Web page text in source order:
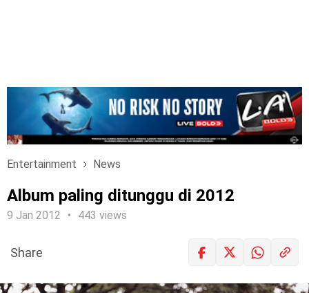
Entertainment News
Album paling ditunggu di 2012
9 Jan 2012 443 views
Share